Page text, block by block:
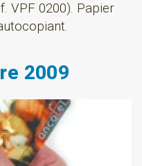
VPF 0200). Papier
2009